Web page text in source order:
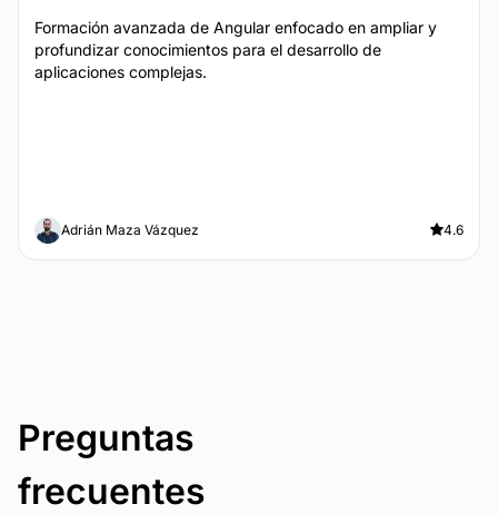
Formación avanzada de Angular enfocado en ampliar y
profundizar conocimientos para el desarrollo de
aplicaciones complejas.
Adrián Maza Vázquez 4.6
Preguntas
frecuentes